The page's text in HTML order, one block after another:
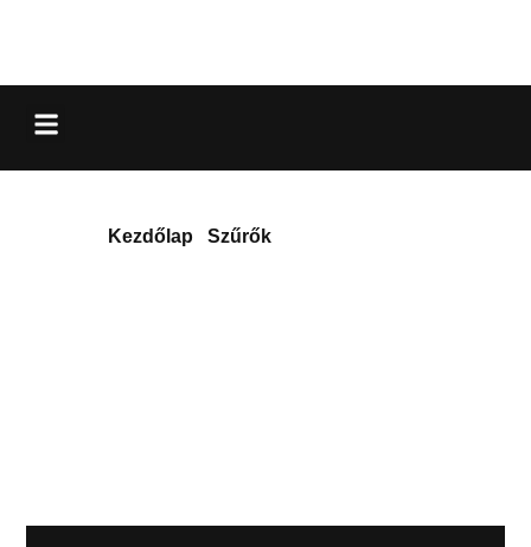
Kezdőlap Szűrők/ Akkumulátorok